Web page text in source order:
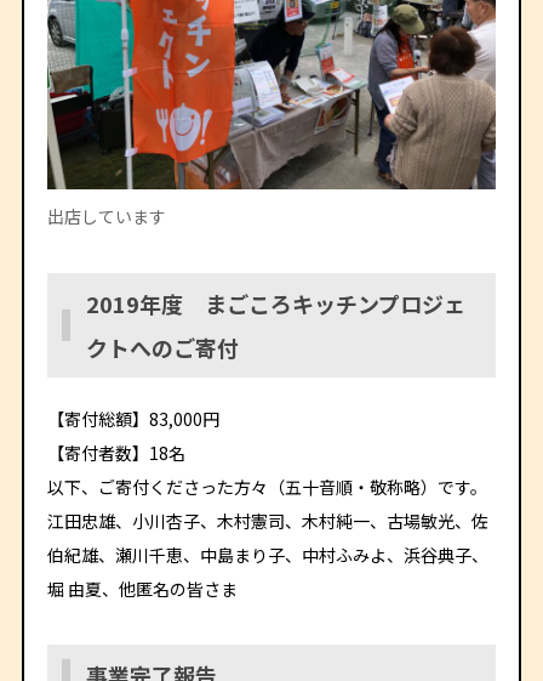
出店しています
2019年度 まごころキッチンプロジェ
クトへのご寄付
【寄付総額】83,000円
【寄付者数】18名
以下、ご寄付くださった方々（五十音順・敬称略）です。
江田忠雄、小川杏子、木村憲司、木村純一、古場敏光、佐
伯紀雄、瀬川千恵、中島まり子、中村ふみよ、浜谷典子、
堀 由夏、他匿名の皆さま